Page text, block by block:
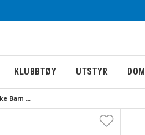
KLUBBTØY UTSTYR
Adidas HSIL Allværsjakke Barn Marine